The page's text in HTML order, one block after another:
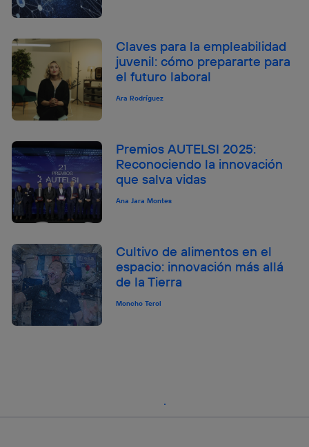
Claves para la empleabilidad
juvenil: cómo prepararte para
el futuro laboral
Ara Rodríguez
Premios AUTELSI 2025:
Reconociendo la innovación
que salva vidas
Ana Jara Montes
Cultivo de alimentos en el
espacio: innovación más allá
de la Tierra
Moncho Terol